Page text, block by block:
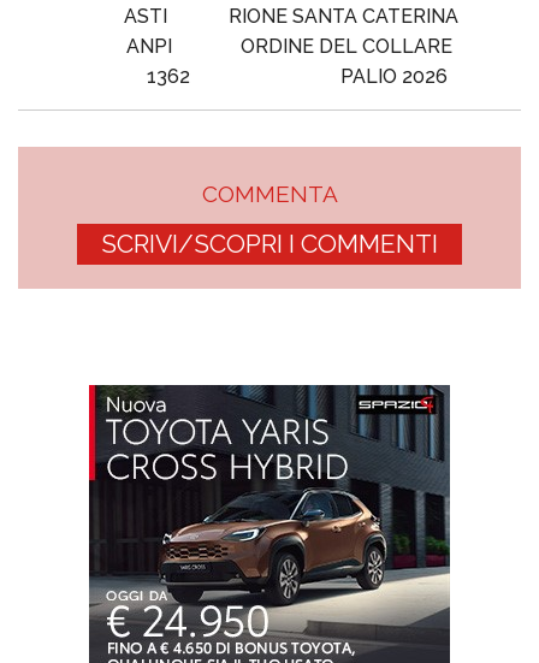
ASTI
RIONE SANTA CATERINA
ANPI
ORDINE DEL COLLARE
1362
PALIO 2026
COMMENTA
SCRIVI/SCOPRI I COMMENTI